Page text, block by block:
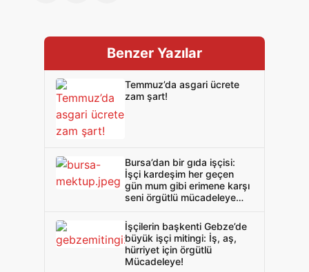
Benzer Yazılar
Temmuz’da asgari ücrete
zam şart!
Bursa’dan bir gıda işçisi:
İşçi kardeşim her geçen
gün mum gibi erimene karşı
seni örgütlü mücadeleye
İşçilerin başkenti Gebze’de
büyük işçi mitingi: İş, aş,
hürriyet için örgütlü
Mücadeleye!